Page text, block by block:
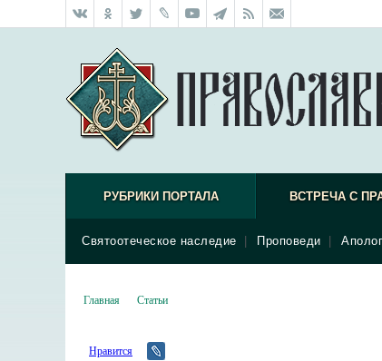
РУБРИКИ ПОРТАЛА ВСТРЕЧА С
Святоотеческое наследие Проповеди
Главная Статьи
Нравится